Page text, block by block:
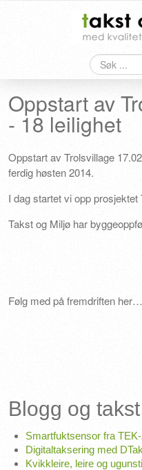
Bygningskontroll
Overtagelse
HMS
Søk
Oppstart av
- 18 leilighet
Oppstart av Trolsvillage
ferdig høsten 2014.
I dag startet vi opp prosjektet
Takst og Miljø har
Følg med på fremdriften her…
Blogg og takst
Smartfuktsensor fra
Digitaltaksering med
Kvikkleire, leire og